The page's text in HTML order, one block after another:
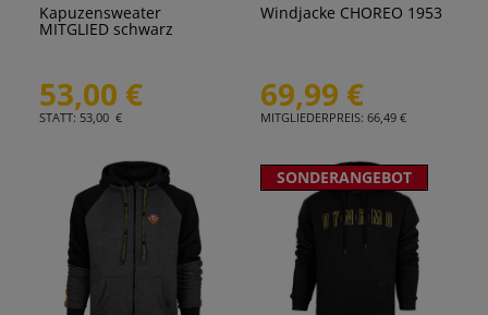
Kapuzensweater
MITGLIED schwarz
53,00 €
STATT: 53,00 €
Windjacke CHOREO 1953
69,99 €
MITGLIEDERPREIS: 66,49 €
SONDERANGEBOT